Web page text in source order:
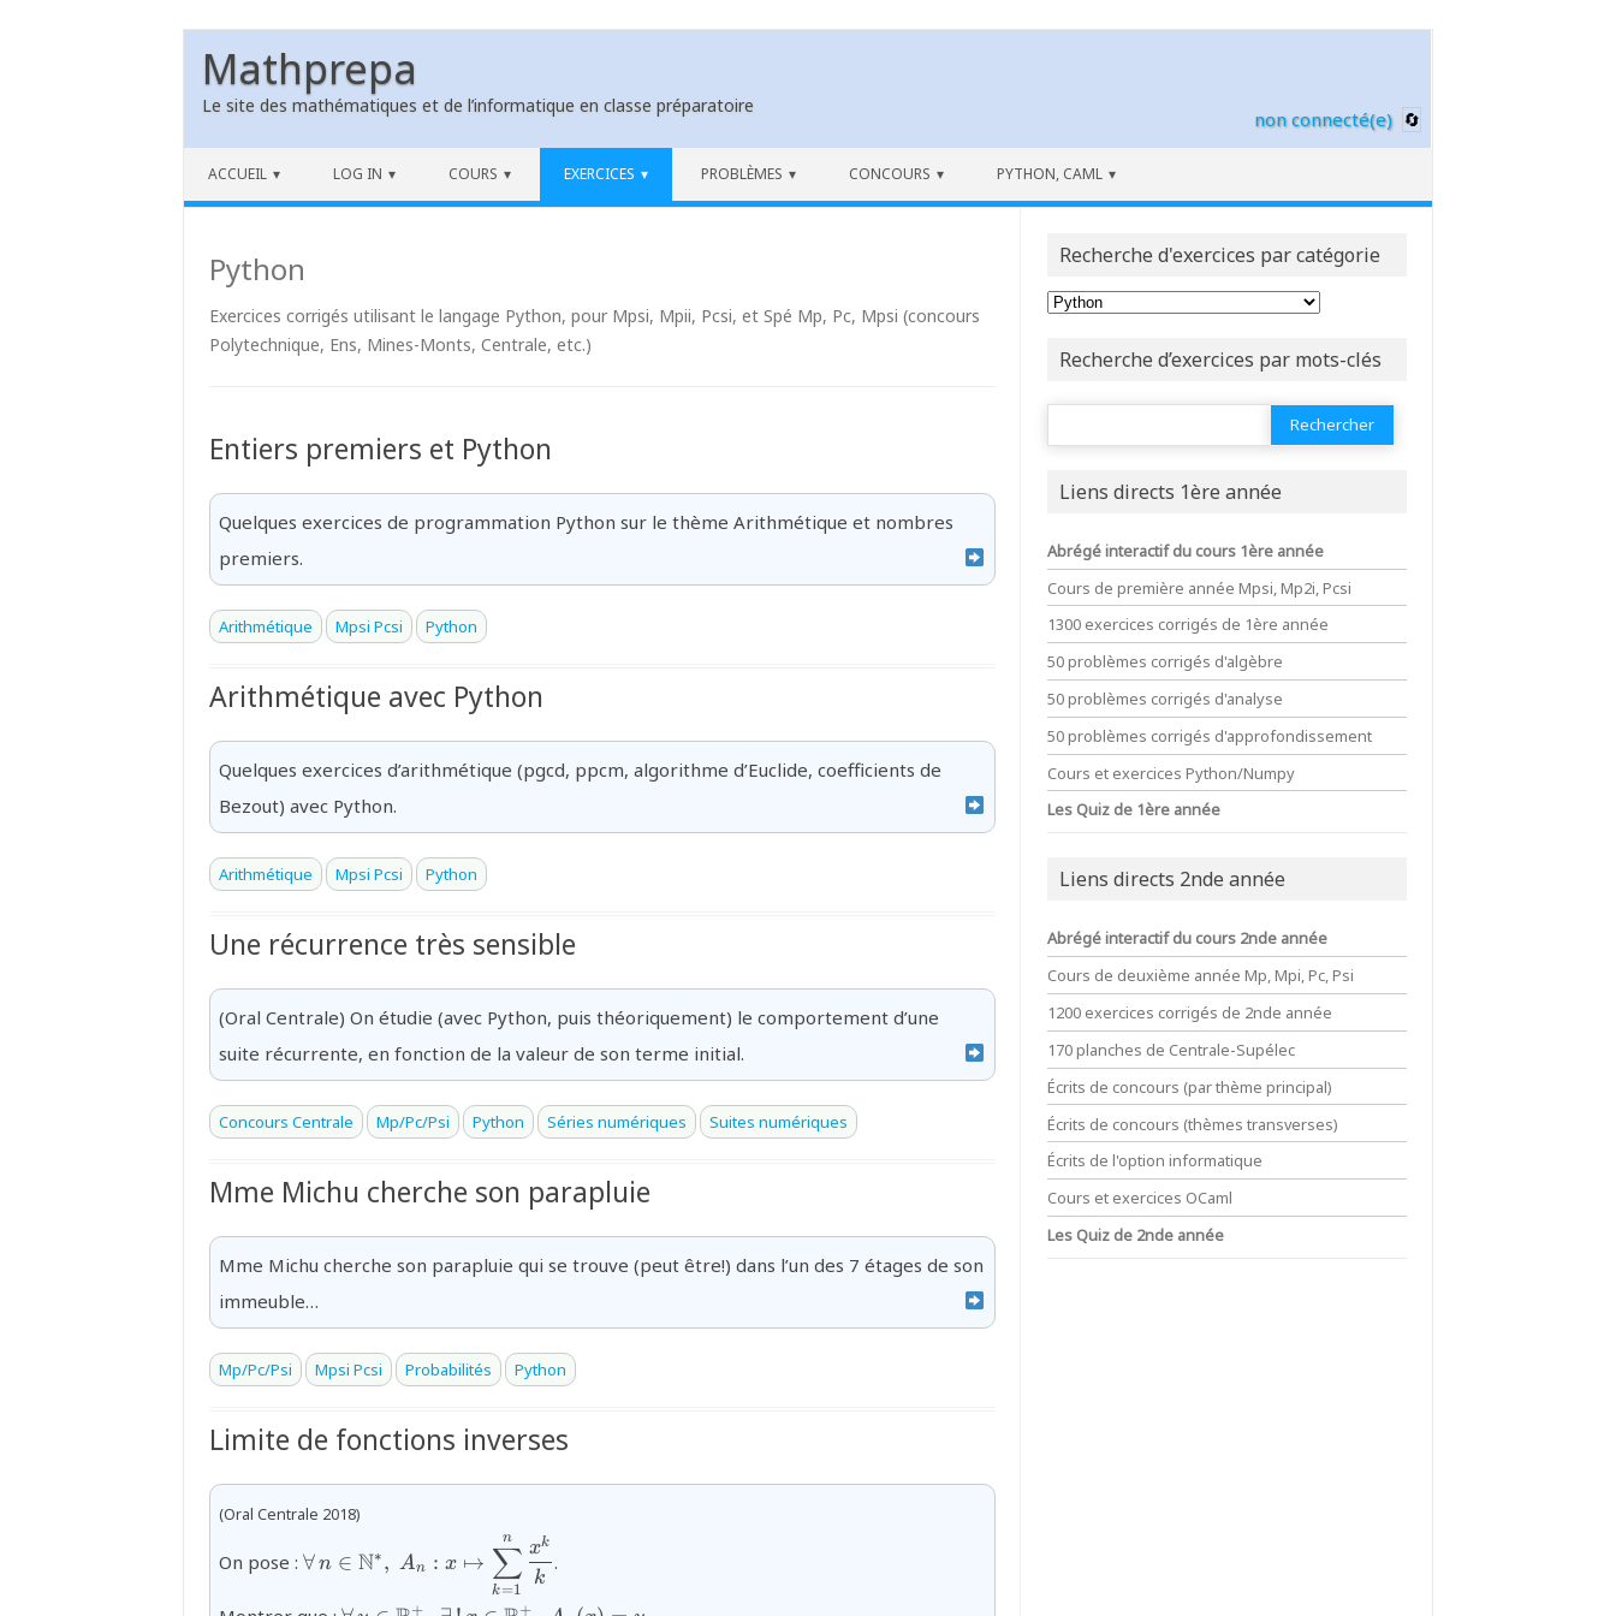
Mathprepa
Le site des mathématiques et de l’informatique en classe préparatoire
non connecté(e)
ACCUEIL LOG IN COURS EXERCICES PROBLÈMES CONCOURS PYTHON, CAML
Python
Exercices corrigés utilisant le langage Python, pour Mpsi, Mpii, Pcsi, et Spé Mp, Pc, Mpsi (concours
Polytechnique, Ens, Mines-Monts, Centrale, etc.)
Entiers premiers et Python
Quelques exercices de programmation Python sur le thème Arithmétique et nombres
premiers.
Arithmétique Mpsi Pcsi Python
Arithmétique avec Python
Quelques exercices d’arithmétique (pgcd, ppcm, algorithme d’Euclide, coefficients de
Bezout) avec Python.
Arithmétique Mpsi Pcsi Python
Une récurrence très sensible
(Oral Centrale) On étudie (avec Python, puis théoriquement) le comportement d’une
suite récurrente, en fonction de la valeur de son terme initial.
Concours Centrale Mp/Pc/Psi Python Séries numériques Suites numériques
Mme Michu cherche son parapluie
Mme Michu cherche son parapluie qui se trouve (peut être!) dans l’un des 7 étages de son
immeuble…
Mp/Pc/Psi Mpsi Pcsi Probabilités Python
Limite de fonctions inverses
(Oral Centrale 2018)
On pose :
{\forall\,n\in\mathbb{N}^{*},\;A_{n}:x\mapsto\displaystyle\sum\limits_{k=1}^{n}\dfrac{x^{k}}
{k}}
∀n ∈ N∗ , An : x ↦
k=1
∑
n
k
xk
.
{\forall\,y\in\mathbb{R}^{+},\;\exists\,!\,x\in\mathbb{R}^{+},\;A_{n}
+ +
Recherche d'exercices par catégorie
Recherche d’exercices par mots-clés
Rechercher :
Liens directs 1ère année
Abrégé interactif du cours 1ère année
Cours de première année Mpsi, Mp2i, Pcsi
1300 exercices corrigés de 1ère année
50 problèmes corrigés d'algèbre
50 problèmes corrigés d'analyse
50 problèmes corrigés d'approfondissement
Cours et exercices Python/Numpy
Les Quiz de 1ère année
Liens directs 2nde année
Abrégé interactif du cours 2nde année
Cours de deuxième année Mp, Mpi, Pc, Psi
1200 exercices corrigés de 2nde année
170 planches de Centrale-Supélec
Écrits de concours (par thème principal)
Écrits de concours (thèmes transverses)
Écrits de l'option informatique
Cours et exercices OCaml
Les Quiz de 2nde année